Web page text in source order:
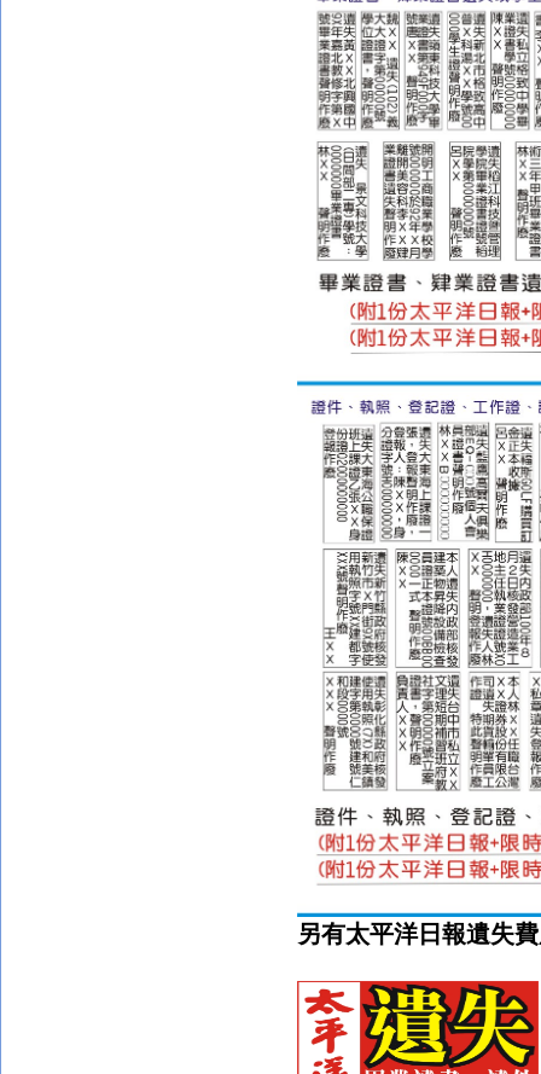
另有太平洋日報遺失